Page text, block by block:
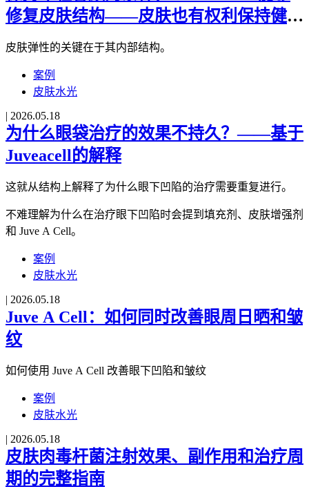
修复皮肤结构——皮肤也有权利保持健
康。
皮肤弹性的关键在于其内部结构。
案例
皮肤水光
| 2026.05.18
为什么眼袋治疗的效果不持久？——基于
Juveacell的解释
这就从结构上解释了为什么眼下凹陷的治疗需要重复进行。
不难理解为什么在治疗眼下凹陷时会提到填充剂、皮肤增强剂
和 Juve A Cell。
案例
皮肤水光
| 2026.05.18
Juve A Cell：如何同时改善眼周日晒和皱
纹
如何使用 Juve A Cell 改善眼下凹陷和皱纹
案例
皮肤水光
| 2026.05.18
皮肤肉毒杆菌注射效果、副作用和治疗周
期的完整指南